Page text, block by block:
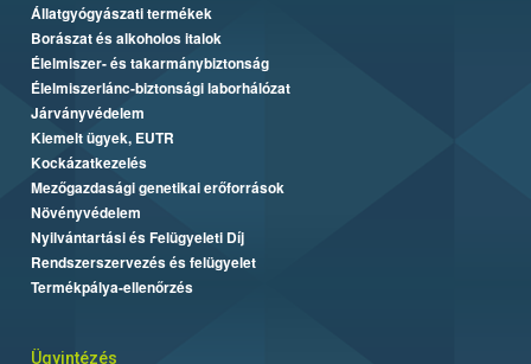
Állatgyógyászati termékek
Borászat és alkoholos italok
Élelmiszer- és takarmánybiztonság
Élelmiszerlánc-biztonsági laborhálózat
Járványvédelem
Kiemelt ügyek, EUTR
Kockázatkezelés
Mezőgazdasági genetikai erőforrások
Növényvédelem
Nyilvántartási és Felügyeleti Díj
Rendszerszervezés és felügyelet
Termékpálya-ellenőrzés
Ügyintézés